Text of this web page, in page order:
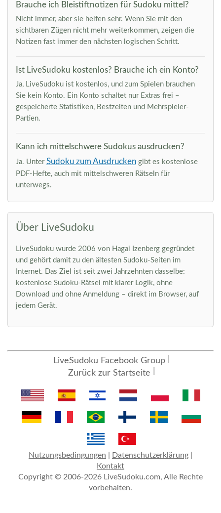
Brauche ich Bleistiftnotizen für Sudoku mittel?
Nicht immer, aber sie helfen sehr. Wenn Sie mit den
sichtbaren Zügen nicht mehr weiterkommen, zeigen die
Notizen fast immer den nächsten logischen Schritt.
Ist LiveSudoku kostenlos? Brauche ich ein Konto?
Ja, LiveSudoku ist kostenlos, und zum Spielen brauchen
Sie kein Konto. Ein Konto schaltet nur Extras frei –
gespeicherte Statistiken, Bestzeiten und Mehrspieler-
Partien.
Kann ich mittelschwere Sudokus ausdrucken?
Ja. Unter Sudoku zum Ausdrucken gibt es kostenlose
PDF-Hefte, auch mit mittelschweren Rätseln für
unterwegs.
Über LiveSudoku
LiveSudoku wurde 2006 von Hagai Izenberg gegründet
und gehört damit zu den ältesten Sudoku-Seiten im
Internet. Das Ziel ist seit zwei Jahrzehnten dasselbe:
kostenlose Sudoku-Rätsel mit klarer Logik, ohne
Download und ohne Anmeldung – direkt im Browser, auf
jedem Gerät.
LiveSudoku Facebook Group
Zurück zur Startseite
Nutzungsbedingungen Datenschutzerklärung
Kontakt
Copyright © 2006-2026 LiveSudoku.com, Alle Rechte
vorbehalten.